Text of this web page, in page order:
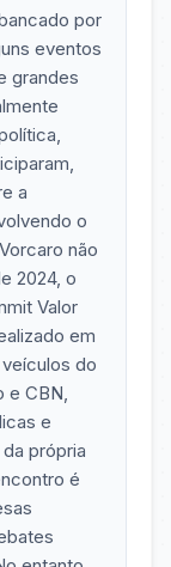
por
eventos
grandes
a
o
não
2024, o
Valor
em
do
e CBN,
e
própria
é